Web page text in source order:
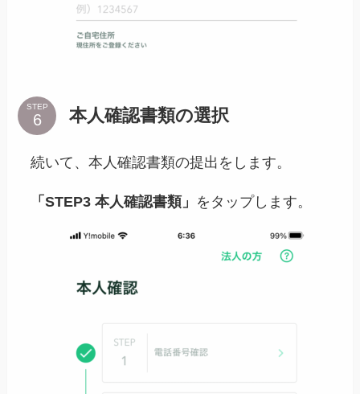
STEP 本人確認書類の選択
続いて、本人確認書類の提出をします。
「STEP3 本人確認書類」 をタップします。